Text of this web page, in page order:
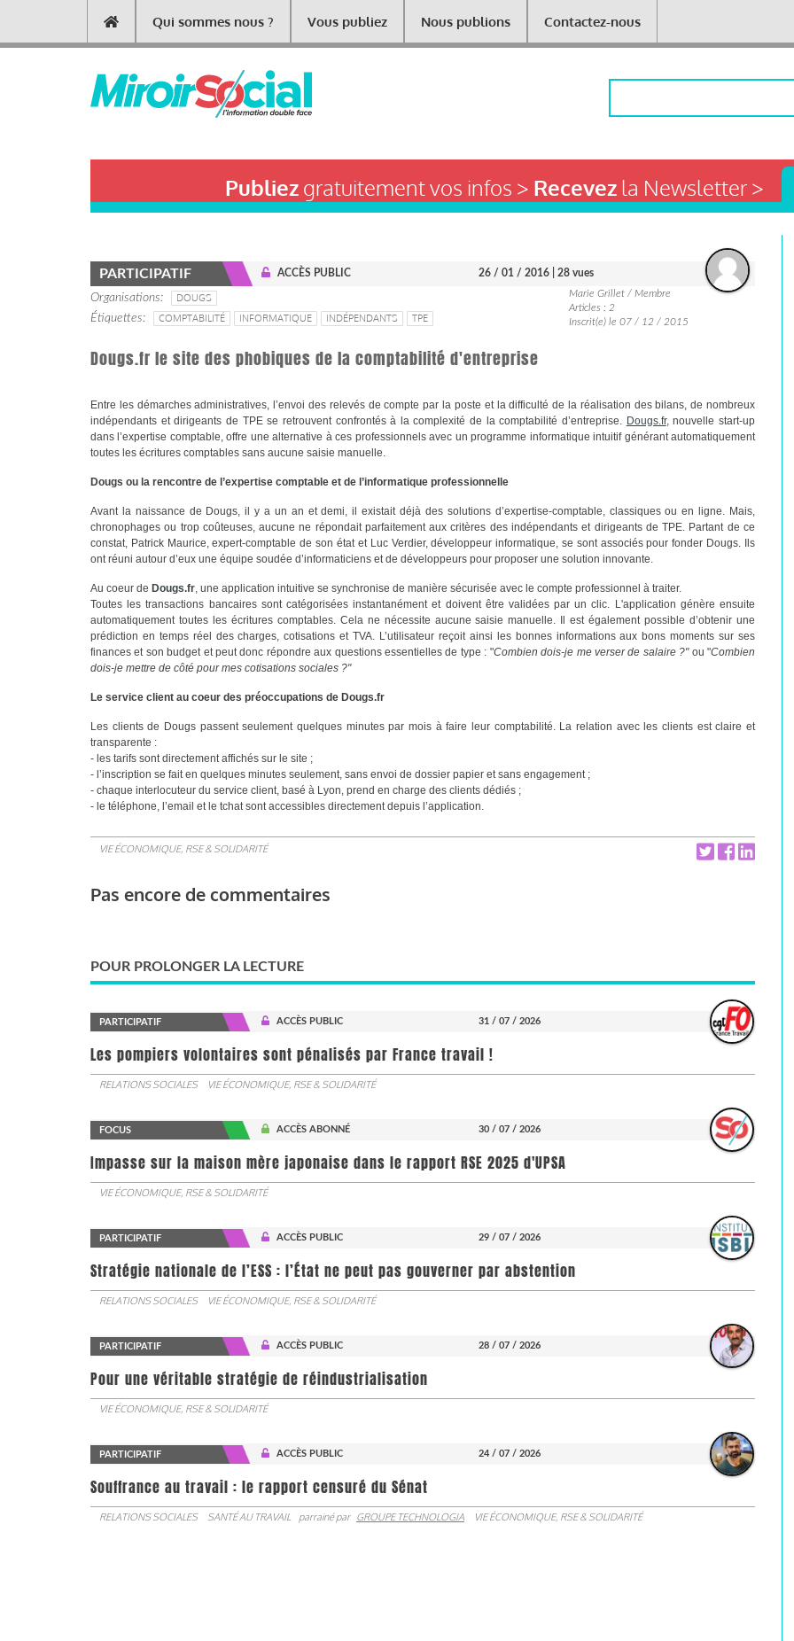
contenu
Main
navigation
Qui sommes nous ? Vous publiez Nous publions Contactez-nous
Publiezgratuitement vos infos > Recevezla Newsletter >
PARTICIPATIF ACCÈS PUBLIC 26 / 01 / 2016 | 28 vues
Organisations
DOUGS
Étiquettes
COMPTABILITÉ INFORMATIQUE INDÉPENDANTS TPE
Marie Grillet / Membre
Articles : 2
Inscrit(e) le 07 / 12 / 2015
Dougs.fr le site des phobiques de la comptabilité d'entreprise
Entre les démarches administratives, l’envoi des relevés de compte par la poste et la difficulté de la réalisation des bilans, de nombreux
indépendants et dirigeants de TPE se retrouvent confrontés à la complexité de la comptabilité d’entreprise. Dougs.fr, nouvelle start-up
dans l’expertise comptable, offre une alternative à ces professionnels avec un programme informatique intuitif générant automatiquement
toutes les écritures comptables sans aucune saisie manuelle.
Dougs ou la rencontre de l’expertise comptable et de l’informatique professionnelle
Avant la naissance de Dougs, il y a un an et demi, il existait déjà des solutions d’expertise-comptable, classiques ou en ligne. Mais,
chronophages ou trop coûteuses, aucune ne répondait parfaitement aux critères des indépendants et dirigeants de TPE. Partant de ce
constat, Patrick Maurice, expert-comptable de son état et Luc Verdier, développeur informatique, se sont associés pour fonder Dougs. Ils
ont réuni autour d’eux une équipe soudée d’informaticiens et de développeurs pour proposer une solution innovante.
Au coeur de Dougs.fr, une application intuitive se synchronise de manière sécurisée avec le compte professionnel à traiter.
Toutes les transactions bancaires sont catégorisées instantanément et doivent être validées par un clic. L'application génère ensuite
automatiquement toutes les écritures comptables. Cela ne nécessite aucune saisie manuelle. Il est également possible d’obtenir une
prédiction en temps réel des charges, cotisations et TVA. L’utilisateur reçoit ainsi les bonnes informations aux bons moments sur ses
finances et son budget et peut donc répondre aux questions essentielles de type : "Combien dois-je me verser de salaire ?"ou "Combien
dois-je mettre de côté pour mes cotisations sociales ?"
Le service client au coeur des préoccupations de Dougs.fr
Les clients de Dougs passent seulement quelques minutes par mois à faire leur comptabilité. La relation avec les clients est claire et
transparente :
- les tarifs sont directement affichés sur le site ;
- l’inscription se fait en quelques minutes seulement, sans envoi de dossier papier et sans engagement ;
- chaque interlocuteur du service client, basé à Lyon, prend en charge des clients dédiés ;
- le téléphone, l’email et le tchat sont accessibles directement depuis l’application.
VIE ÉCONOMIQUE, RSE & SOLIDARITÉ
Pas encore de commentaires
POUR PROLONGER LA LECTURE
PARTICIPATIF ACCÈS PUBLIC 31 / 07 / 2026
Les pompiers volontaires sont pénalisés par France travail !
RELATIONS SOCIALES VIE ÉCONOMIQUE, RSE & SOLIDARITÉ
FOCUS ACCÈS ABONNÉ 30 / 07 / 2026
Impasse sur la maison mère japonaise dans le rapport RSE 2025 d'UPSA
VIE ÉCONOMIQUE, RSE & SOLIDARITÉ
PARTICIPATIF ACCÈS PUBLIC 29 / 07 / 2026
Stratégie nationale de l’ESS : l’État ne peut pas gouverner par abstention
RELATIONS SOCIALES VIE ÉCONOMIQUE, RSE & SOLIDARITÉ
PARTICIPATIF ACCÈS PUBLIC 28 / 07 / 2026
Pour une véritable stratégie de réindustrialisation
VIE ÉCONOMIQUE, RSE & SOLIDARITÉ
PARTICIPATIF ACCÈS PUBLIC 24 / 07 / 2026
Souffrance au travail : le rapport censuré du Sénat
RELATIONS SOCIALES SANTÉ AU TRAVAIL parrainé par GROUPE TECHNOLOGIA VIE ÉCONOMIQUE, RSE & SOLIDARITÉ